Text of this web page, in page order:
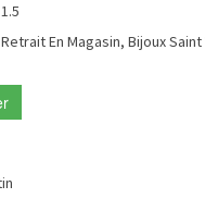
1.5
Retrait En Magasin, Bijoux